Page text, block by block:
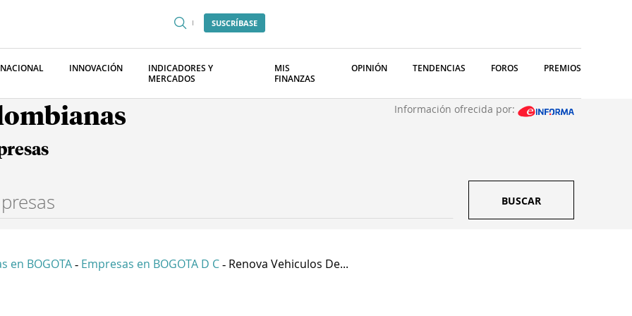
SUSCRÍBASE
INNOVACIÓN
INDICADORES Y
MERCADOS
MIS
FINANZAS
OPINIÓN TENDENCIAS FOROS PREMIOS
Información ofrecida por:
BUSCAR
en BOGOTA - Empresas en BOGOTA D C - Renova Vehiculos De...